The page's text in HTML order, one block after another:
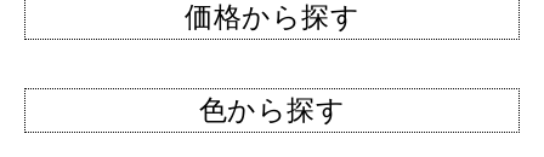
価格から探す
色から探す